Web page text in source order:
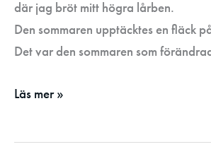
där jag bröt mitt högra lårben.
Den sommaren upptäcktes en fläck
Det var den sommaren som
Läs mer »